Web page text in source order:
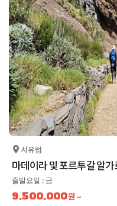
서유럽
마데이라 및 포르투갈 알
출발요일 : 금
9,500,000원 ~